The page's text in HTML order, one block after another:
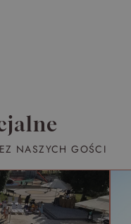
NASZYCH GOŚCI